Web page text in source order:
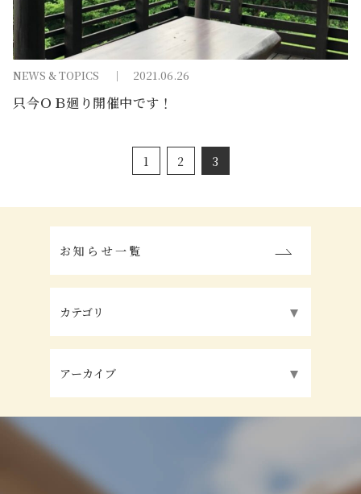
NEWS & TOPICS 2021.06.26
只今ＯＢ廻り開催中です！
1 2 3
お知らせ一覧
カテゴリ
アーカイブ